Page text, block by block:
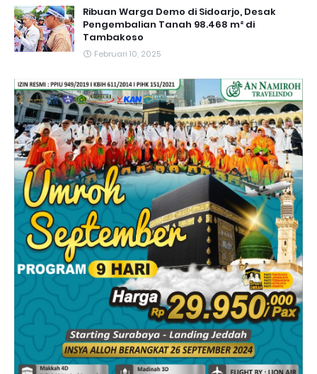
Ribuan Warga Demo di Sidoarjo, Desak
Pengembalian Tanah 98.468 m² di
Tambakoso
Februari 10, 2025